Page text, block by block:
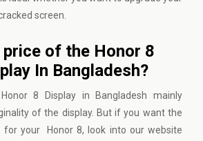
screen.
of the Honor 8
In Bangladesh?
8 Display in Bangladesh mainly
of the display. But if you want the
for your Honor 8, look into our website